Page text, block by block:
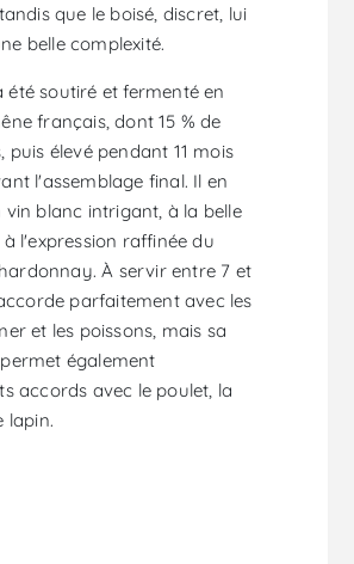
que le boisé, discret, lui
belle complexité.
été soutiré et fermenté en
français, dont 15 % de
puis élevé pendant 11 mois
l'assemblage final. Il en
vin blanc intrigant, à la belle
l'expression raffinée du
À servir entre 7 et
parfaitement avec les
et les poissons, mais sa
également
accords avec le poulet, la
lapin.